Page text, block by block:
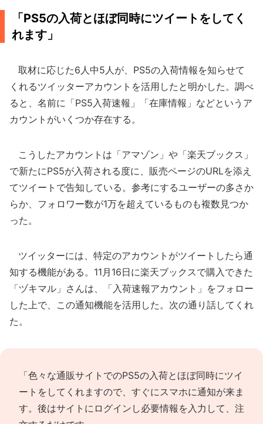
「PS5の入荷とほぼ同時にツイートをしてく
れます」
取材に応じた6人中5人が、PS5の入荷情報を知らせて
くれるツイッターアカウントを活用したと明かした。調べ
ると、名前に「PS5入荷速報」「在庫情報」などというア
カウントがいくつか存在する。
こうしたアカウントは「アマゾン」や「楽天ブックス」
で新たにPS5が入荷される度に、販売ページのURLを添え
てツイートで告知している。参考にするユーザーの多さか
らか、フォロワー数が1万を超えているものも複数見つか
った。
ツイッターには、特定のアカウントがツイートしたら通
知する機能がある。11月16日に楽天ブックスで購入できた
「ヅキマル」さんは、「入荷速報アカウント」をフォロー
した上で、この通知機能を活用した。次の通り話してくれ
た。
「色々な通販サイトでのPS5の入荷とほぼ同時にツイ
ートをしてくれますので、すぐにスマホに通知が来ま
す。後はサイトにログインし必要情報を入力して、注